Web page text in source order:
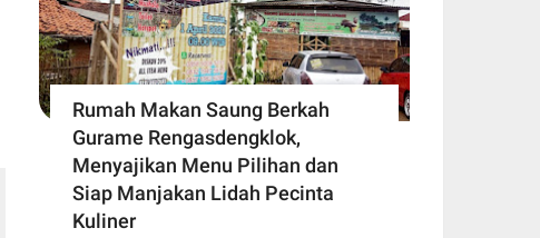
Rumah Makan Saung Berkah
Gurame Rengasdengklok,
Menyajikan Menu Pilihan dan
Siap Manjakan Lidah Pecinta
Kuliner